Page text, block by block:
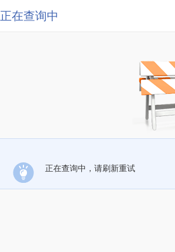
正在查询中
正在查询中，请刷新重试